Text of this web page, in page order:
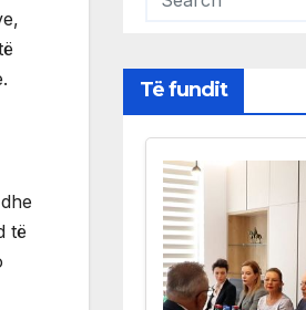
të
Të fundit